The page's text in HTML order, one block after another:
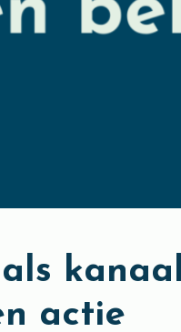
actie